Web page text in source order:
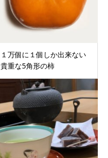
１万個に１個しか出来ない
貴重な5角形の柿